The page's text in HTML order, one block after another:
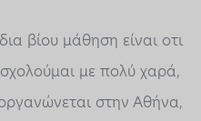
βίου μάθηση είναι οτι
με πολύ χαρά,
στην Αθήνα,